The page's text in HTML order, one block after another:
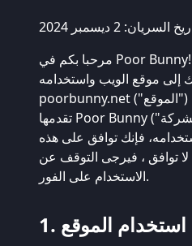
السريان: 2 ديسمبر 2024
مرحبا بكم في Poor Bunny! تحكم شروط الخدمة هذه
موقع الويب واستخدامه
poorbunny.net ("الموقع") وأي خدمات ذات صلة
تقدمها Poor Bunny ("الشركة"). من خلال الوصول
فإنك توافق على هذه
توافق ، فيرجى التوقف عن
الاستخدام على الفور.
1. استخدام الموقع